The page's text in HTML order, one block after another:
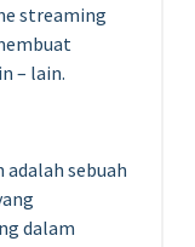
streaming
– lain.
adalah sebuah
dalam